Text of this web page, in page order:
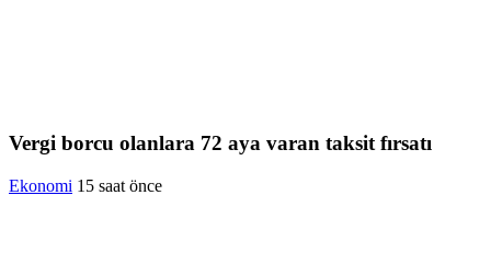
Vergi borcu olanlara 72 aya varan taksit fırsatı
Ekonomi 15 saat önce